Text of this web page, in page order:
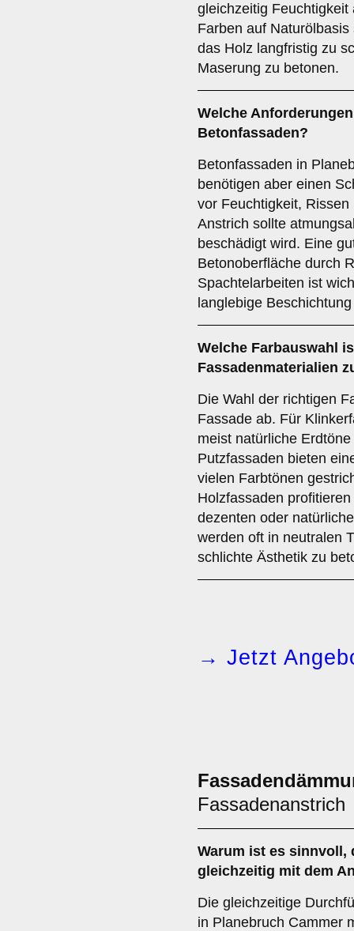
gleichzeitig
Farben auf
das Holz langfristig zu
Maserung zu betonen.
Welche
Betonfassaden?
Betonfassaden in
benötigen aber einen
vor Feuchtigkeit,
Anstrich sollte
beschädigt wird. Eine
Betonoberfläche durch
Spachtelarbeiten ist
langlebige
Welche Farbauswahl
Fassadenmaterialien
Die Wahl der richtigen
Fassade ab. Für
meist natürliche
Putzfassaden bieten
vielen Farbtönen
Holzfassaden
dezenten oder
werden oft in neutralen
schlichte Ästhetik zu
→ Jetzt
Fassadenanstrich
Warum ist es sinnvoll,
gleichzeitig mit dem
Die gleichzeitige
in Planebruch Cammer